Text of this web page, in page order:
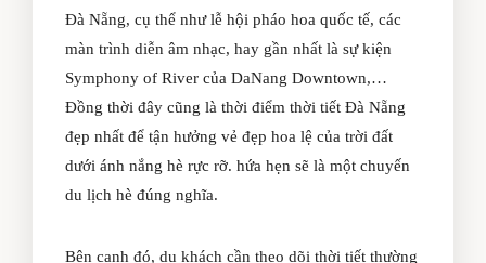
Đà Nẵng, cụ thể như lễ hội pháo hoa quốc tế, các
màn trình diễn âm nhạc, hay gần nhất là sự kiện
Symphony of River của DaNang Downtown,…
Đồng thời đây cũng là thời điểm thời tiết Đà Nẵng
đẹp nhất để tận hưởng vẻ đẹp hoa lệ của trời đất
dưới ánh nắng hè rực rỡ. hứa hẹn sẽ là một chuyến
du lịch hè đúng nghĩa.
Bên cạnh đó, du khách cần theo dõi thời tiết thường